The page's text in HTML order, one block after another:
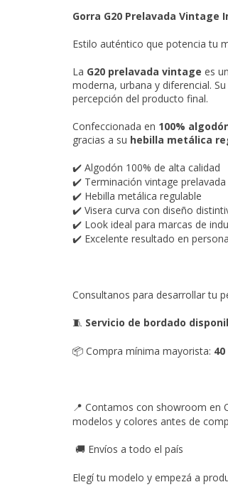
Gorra G20 Prelavada Vintage
Estilo auténtico que potencia tu
La G20 prelavada vintage es
moderna, urbana y diferencial.
percepción del producto final.
Confeccionada en 100%
gracias a su hebilla metálica
✔️ Algodón 100% de alta calidad
✔️ Terminación vintage
✔️ Hebilla metálica regulable
✔️ Visera curva con diseño
✔️ Look ideal para marcas de
✔️ Excelente resultado en
Consultanos para desarrollar tu
🧵 Servicio de bordado
📦 Compra mínima mayorista:
📍 Contamos con showroom en
modelos y colores antes de
🚚 Envíos a todo el país
Elegí tu modelo y empezá a